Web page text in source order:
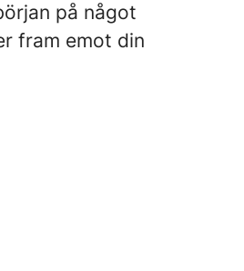
på något
fram emot din